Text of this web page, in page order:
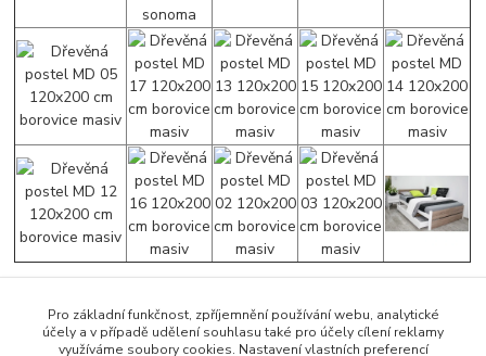
Zboží zařazeno v kategoriích
Pro základní funkčnost, zpříjemnění používání webu, analytické
účely a v případě udělení souhlasu také pro účely cílení reklamy
využíváme soubory cookies. Nastavení vlastních preferencí